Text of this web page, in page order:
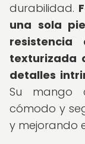
durabilidad.
una sola
texturizada
detalles
Su mango
cómodo y
y mejorando